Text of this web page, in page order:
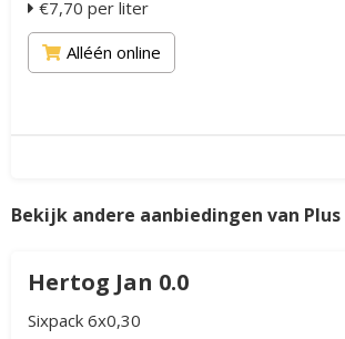
€7,70 per liter
Alléén online
Bekijk andere aanbiedingen van Plus
Hertog Jan 0.0
Sixpack 6x0,30